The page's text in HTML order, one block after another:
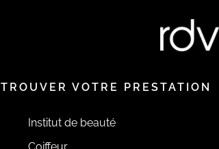
TROUVER VOTRE PRESTATION
Institut de beauté